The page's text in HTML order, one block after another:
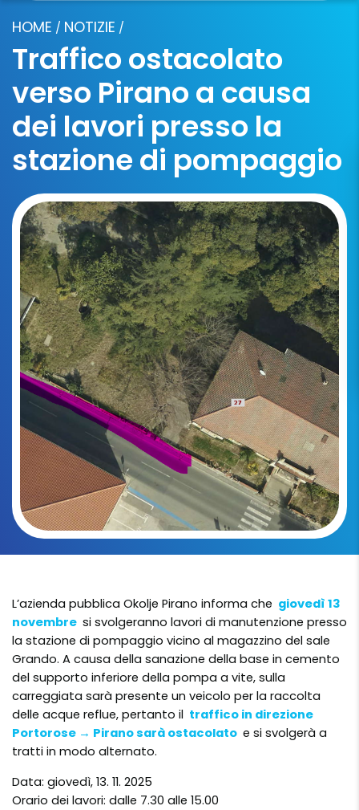
HOME / NOTIZIE /
Traffico ostacolato
verso Pirano a causa
dei lavori presso la
stazione di pompaggio
L’azienda pubblica Okolje Pirano informa che giovedì 13
novembre si svolgeranno lavori di manutenzione presso
la stazione di pompaggio vicino al magazzino del sale
Grando. A causa della sanazione della base in cemento
del supporto inferiore della pompa a vite, sulla
carreggiata sarà presente un veicolo per la raccolta
delle acque reflue, pertanto il traffico in direzione
Portorose → Pirano sarà ostacolato e si svolgerà a
tratti in modo alternato.
Data: giovedì, 13. 11. 2025
Orario dei lavori: dalle 7.30 alle 15.00